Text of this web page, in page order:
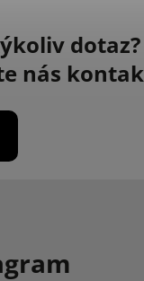
dotaz?
nás